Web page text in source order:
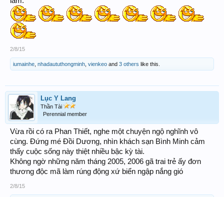
2/8/15
iumainhe nhadaututhongminh vienkeo and 3 others like this.
Lục Y Lang
Thần Tài
Perennial member
Vừa rồi có ra Phan Thiết, nghe một chuyện ngộ nghĩnh vô
cùng. Đứng mé Đồi Dương, nhìn khách sạn Bình Minh cảm
thấy cuộc sống này thiệt nhiều bậc kỳ tài.
Không ngờ những năm tháng 2005, 2006 gã trai trẻ ấy đơn
thương độc mã làm rúng động xứ biển ngập nắng gió
2/8/15